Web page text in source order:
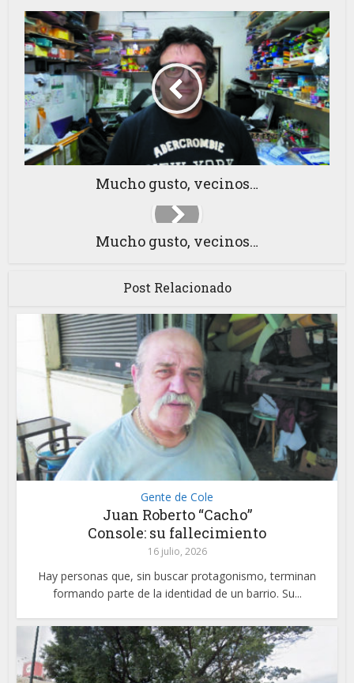
Mucho gusto, vecinos…
Mucho gusto, vecinos…
Post Relacionado
Gente de Cole
Juan Roberto “Cacho”
Console: su fallecimiento
16 julio, 2026
Hay personas que, sin buscar protagonismo, terminan
formando parte de la identidad de un barrio. Su...